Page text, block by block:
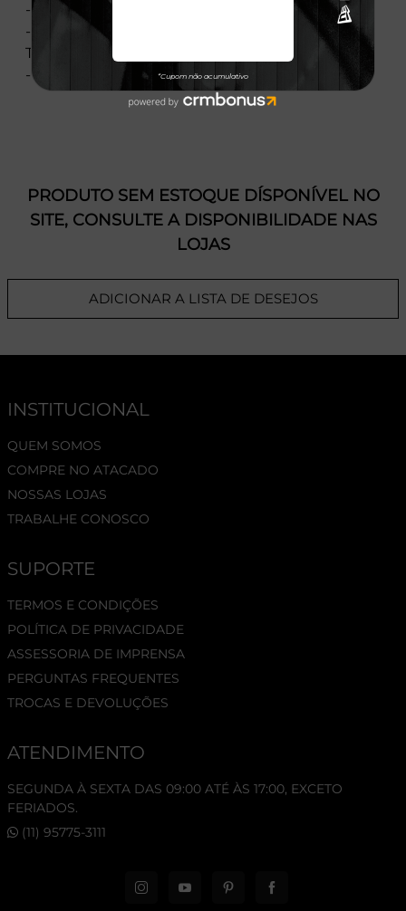
- FLAG NEW ERA BORDADA NA LATERAL
- PARTE INTERNA PERSONALIZADA COM
TRADITION, STYLE & HIGH QUALITY
- IMPORTADO
PRODUTO SEM ESTOQUE DÍSPONÍVEL NO
SITE, CONSULTE A DISPONIBILIDADE NAS
LOJAS
ADICIONAR A LISTA DE DESEJOS
INSTITUCIONAL
QUEM SOMOS
COMPRE NO ATACADO
NOSSAS LOJAS
TRABALHE CONOSCO
SUPORTE
TERMOS E CONDIÇÕES
POLÍTICA DE PRIVACIDADE
ASSESSORIA DE IMPRENSA
PERGUNTAS FREQUENTES
TROCAS E DEVOLUÇÕES
ATENDIMENTO
SEGUNDA À SEXTA DAS 09:00 ATÉ ÀS 17:00, EXCETO
FERIADOS.
(11) 95775-3111